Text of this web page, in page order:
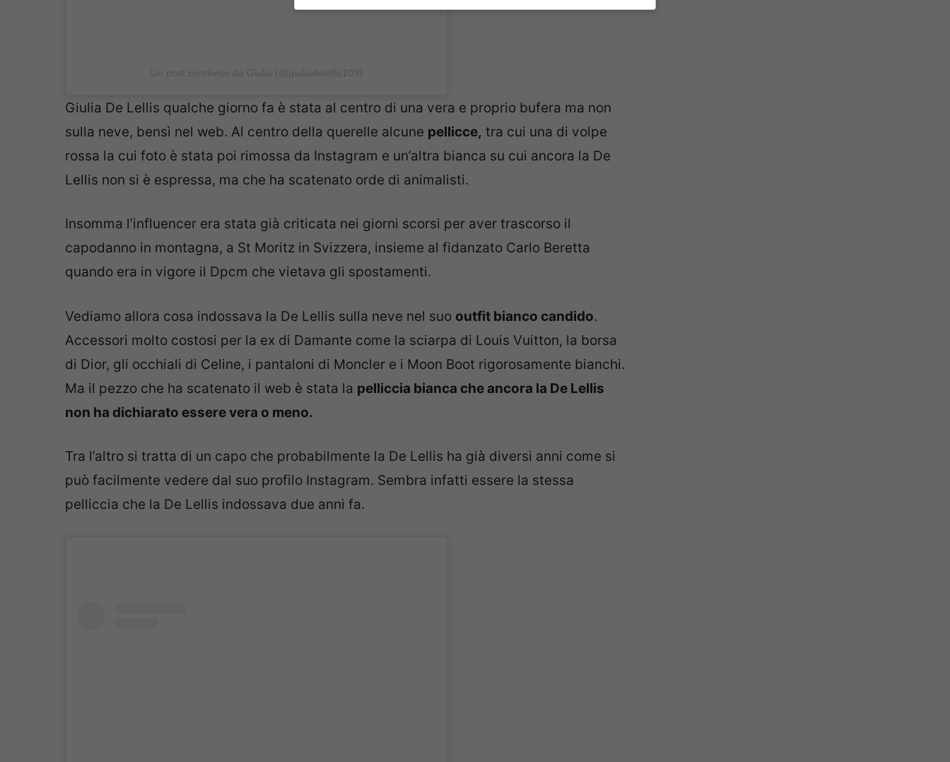
Giulia De Lellis qualche giorno fa è stata al centro di una vera e proprio bufera ma non
sulla neve, bensì nel web. Al centro della querelle alcune pellicce, tra cui una di volpe
rossa la cui foto è stata poi rimossa da Instagram e un’altra bianca su cui ancora la De
Lellis non si è espressa, ma che ha scatenato orde di animalisti.
Insomma l’influencer era stata già criticata nei giorni scorsi per aver trascorso il
capodanno in montagna, a St Moritz in Svizzera, insieme al fidanzato Carlo Beretta
quando era in vigore il Dpcm che vietava gli spostamenti.
Vediamo allora cosa indossava la De Lellis sulla neve nel suo outfit bianco candido.
Accessori molto costosi per la ex di Damante come la sciarpa di Louis Vuitton, la borsa
di Dior, gli occhiali di Celine, i pantaloni di Moncler e i Moon Boot rigorosamente bianchi.
Ma il pezzo che ha scatenato il web è stata la pelliccia bianca che ancora la De Lellis
non ha dichiarato essere vera o meno.
Tra l’altro si tratta di un capo che probabilmente la De Lellis ha già diversi anni come si
può facilmente vedere dal suo profilo Instagram. Sembra infatti essere la stessa
pelliccia che la De Lellis indossava due anni fa.